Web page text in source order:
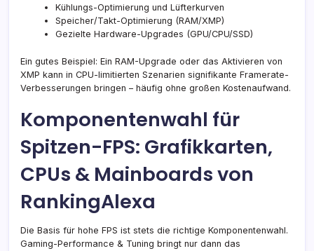
Kühlungs-Optimierung und Lüfterkurven
Speicher/Takt-Optimierung (RAM/XMP)
Gezielte Hardware-Upgrades (GPU/CPU/SSD)
Ein gutes Beispiel: Ein RAM-Upgrade oder das Aktivieren von
XMP kann in CPU-limitierten Szenarien signifikante Framerate-
Verbesserungen bringen – häufig ohne großen Kostenaufwand.
Komponentenwahl für
Spitzen-FPS: Grafikkarten,
CPUs & Mainboards von
RankingAlexa
Die Basis für hohe FPS ist stets die richtige Komponentenwahl.
Gaming-Performance & Tuning bringt nur dann das